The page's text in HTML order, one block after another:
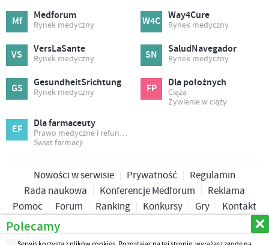
Mf Medforum
Rynek medyczny W4C Way4Cure
Rynek medyczny
VS VersLaSante
Rynek medyczny SN SaludNavegador
Rynek medyczny
GS GesundheitSrichtung
Rynek medyczny FP Dla położnych
Ciąża
Żywienie w ciąży
EF Dla farmaceuty
Prawo medyczne i refundacja
Świat farmacji
Nowości w serwisie Prywatność
Regulamin
Rada naukowa
Konferencje Medforum
Reklama
Pomoc
Forum Ranking Konkursy Gry Kontakt
Copyright © 2026 Medforum Sp. z o.o.
Polecamy